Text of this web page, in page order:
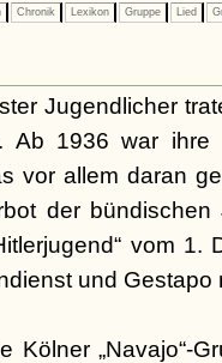
Chronik Lexikon Gruppe Lied
Jugendlicher
Ab 1936 war ihre
vor allem daran
der
vom 1.
und Gestapo
Kölner „Navajo“-